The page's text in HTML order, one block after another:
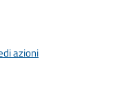
azioni